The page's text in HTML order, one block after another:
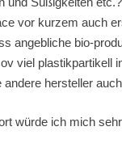
vor kurzem auch
angebliche bio-
viel plastikpartikell
andere hersteller
würde ich mich